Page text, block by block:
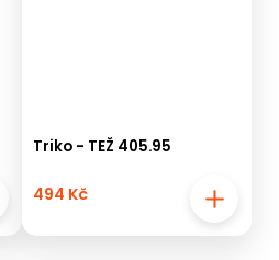
Triko - TEŽ 405.95
494 Kč